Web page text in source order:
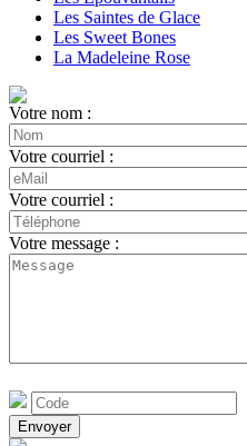
Les Saintes de Glace
Les Sweet Bones
La Madeleine Rose
Votre nom :
Votre courriel :
Votre courriel :
Votre message :